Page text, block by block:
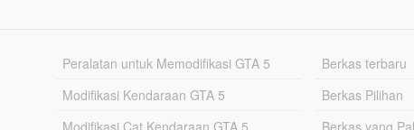
Peralatan untuk Memodifikasi GTA 5
Modifikasi Kendaraan GTA 5
Modifikasi Cat Kendaraan GTA 5
Berkas terbaru
Berkas Pilihan
Berkas yang